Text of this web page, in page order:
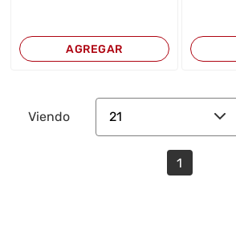
AGREGAR
Viendo 21
1